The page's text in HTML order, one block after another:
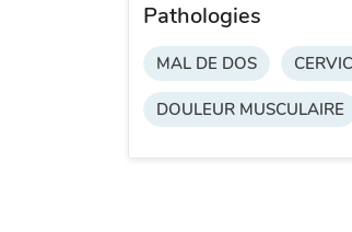
Pathologies
MAL DE DOS
DOULEUR MUSCULAIRE